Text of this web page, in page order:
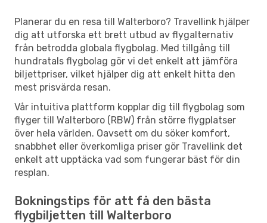
Planerar du en resa till Walterboro? Travellink hjälper
dig att utforska ett brett utbud av flygalternativ
från betrodda globala flygbolag. Med tillgång till
hundratals flygbolag gör vi det enkelt att jämföra
biljettpriser, vilket hjälper dig att enkelt hitta den
mest prisvärda resan.
Vår intuitiva plattform kopplar dig till flygbolag som
flyger till Walterboro (RBW) från större flygplatser
över hela världen. Oavsett om du söker komfort,
snabbhet eller överkomliga priser gör Travellink det
enkelt att upptäcka vad som fungerar bäst för din
resplan.
Bokningstips för att få den bästa
flygbiljetten till Walterboro